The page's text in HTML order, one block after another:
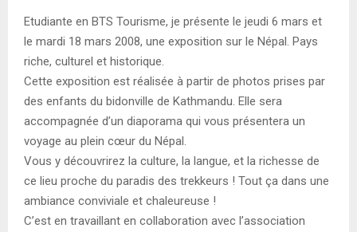
Etudiante en BTS Tourisme, je présente le jeudi 6 mars et
le mardi 18 mars 2008, une exposition sur le Népal. Pays
riche, culturel et historique.
Cette exposition est réalisée à partir de photos prises par
des enfants du bidonville de Kathmandu. Elle sera
accompagnée d’un diaporama qui vous présentera un
voyage au plein cœur du Népal.
Vous y découvrirez la culture, la langue, et la richesse de
ce lieu proche du paradis des trekkeurs ! Tout ça dans une
ambiance conviviale et chaleureuse !
C’est en travaillant en collaboration avec l’association